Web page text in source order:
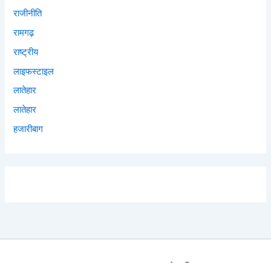
राजीनीति
रामगढ़
राष्ट्रीय
लाइफस्टाइल
लातेहार
लातेहार
हजारीबाग